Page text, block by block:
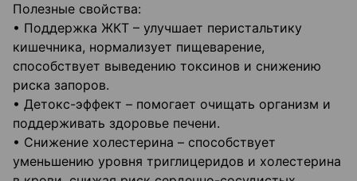
Полезные свойства:
• Поддержка ЖКТ – улучшает перистальтику
кишечника, нормализует пищеварение,
способствует выведению токсинов и снижению
риска запоров.
• Детокс-эффект – помогает очищать организм и
поддерживать здоровье печени.
• Снижение холестерина – способствует
уменьшению уровня триглицеридов и холестерина